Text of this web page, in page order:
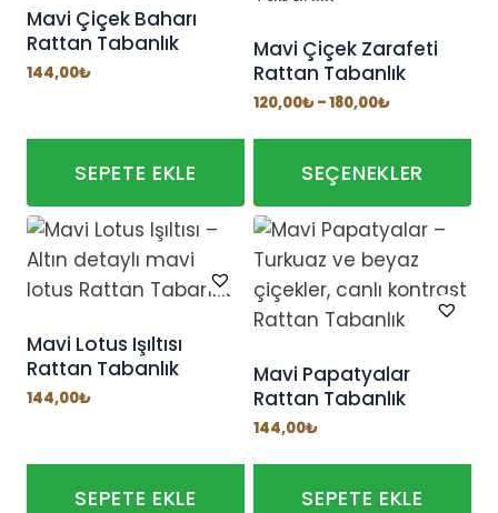
varyasyonu
var.
Seçenekler
sayfasından
seçilebilir
Mavi Çiçek Baharı
Rattan Tabanlık
144,00₺
SEPETE EKLE
Mavi Çiçek Zarafeti
Rattan Tabanlık
120,00₺–180,00₺Fiyat
120,00₺
180,00₺
SEÇENEKLER
Bu
ürünün
birden
fazla
var.
Seçenekler
ürün
sayfasından
seçilebilir
Mavi Lotus Işıltısı
Rattan Tabanlık
144,00₺
SEPETE EKLE
Mavi Papatyalar
Rattan Tabanlık
144,00₺
SEPETE EKLE